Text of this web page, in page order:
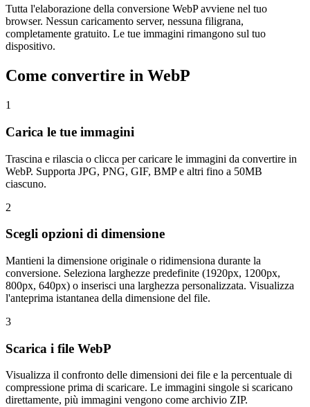
Tutta l'elaborazione della conversione WebP avviene nel tuo
browser. Nessun caricamento server, nessuna filigrana,
completamente gratuito. Le tue immagini rimangono sul tuo
dispositivo.
Come convertire in WebP
1
Carica le tue immagini
Trascina e rilascia o clicca per caricare le immagini da convertire in
WebP. Supporta JPG, PNG, GIF, BMP e altri fino a 50MB
ciascuno.
2
Scegli opzioni di dimensione
Mantieni la dimensione originale o ridimensiona durante la
conversione. Seleziona larghezze predefinite (1920px, 1200px,
800px, 640px) o inserisci una larghezza personalizzata. Visualizza
l'anteprima istantanea della dimensione del file.
3
Scarica i file WebP
Visualizza il confronto delle dimensioni dei file e la percentuale di
compressione prima di scaricare. Le immagini singole si scaricano
direttamente, più immagini vengono come archivio ZIP.